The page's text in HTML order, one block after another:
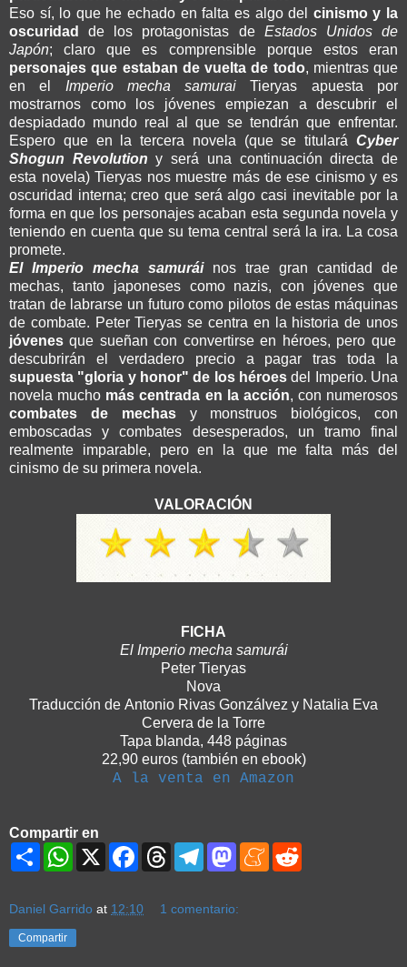
Eso sí, lo que he echado en falta es algo del cinismo y la
oscuridad
de los protagonistas de Estados Unidos de
Japón; claro que es comprensible porque estos eran
personajes que estaban de vuelta de todo, mientras que
en el Imperio mecha samurai Tieryas apuesta por
mostrarnos como los jóvenes empiezan a descubrir el
despiadado mundo real al que se tendrán que enfrentar.
Espero que en la tercera novela (que se titulará Cyber
Shogun Revolution y será una continuación directa de
esta novela) Tieryas nos muestre más de ese cinismo y es
oscuridad interna; creo que será algo casi inevitable por la
forma en que los personajes acaban esta segunda novela y
teniendo en cuenta que su tema central será la ira. La cosa
promete.
El Imperio mecha samuráinos trae gran cantidad de
mechas, tanto japoneses como nazis, con jóvenes que
tratan de labrarse un futuro como pilotos de estas máquinas
de combate. Peter Tieryas se centra en la historia de unos
jóvenes que sueñan con convertirse en héroes, pero que
descubrirán el verdadero precio a pagar tras toda la
supuesta "gloria y honor" de los héroesdel Imperio. Una
novela mucho más centrada en la acción, con numerosos
combates de mechasy monstruos biológicos, con
emboscadas y combates desesperados, un tramo final
realmente imparable, pero en la que me falta más del
cinismo de su primera novela.
VALORACIÓN
FICHA
El Imperio mecha samurái
Peter Tieryas
Nova
Traducción de Antonio Rivas Gonzálvez y Natalia Eva
Cervera de la Torre
Tapa blanda, 448 páginas
22,90 euros (también en ebook)
A la venta en Amazon
Compartir en
S
h
e
W
s
p
X
F
b
T
a
T
g
M
o
M
e
Daniel Garrido at 12:10 1 comentario:
Compartir